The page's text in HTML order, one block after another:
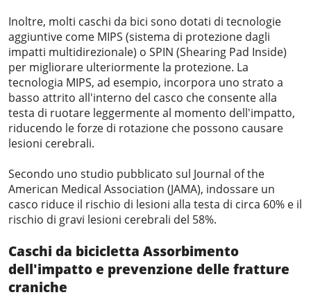
Inoltre, molti caschi da bici sono dotati di tecnologie
aggiuntive come MIPS (sistema di protezione dagli
impatti multidirezionale) o SPIN (Shearing Pad Inside)
per migliorare ulteriormente la protezione. La
tecnologia MIPS, ad esempio, incorpora uno strato a
basso attrito all'interno del casco che consente alla
testa di ruotare leggermente al momento dell'impatto,
riducendo le forze di rotazione che possono causare
lesioni cerebrali.
Secondo uno studio pubblicato sul Journal of the
American Medical Association (JAMA), indossare un
casco riduce il rischio di lesioni alla testa di circa 60% e il
rischio di gravi lesioni cerebrali del 58%.
Caschi da bicicletta Assorbimento
dell'impatto e prevenzione delle fratture
craniche